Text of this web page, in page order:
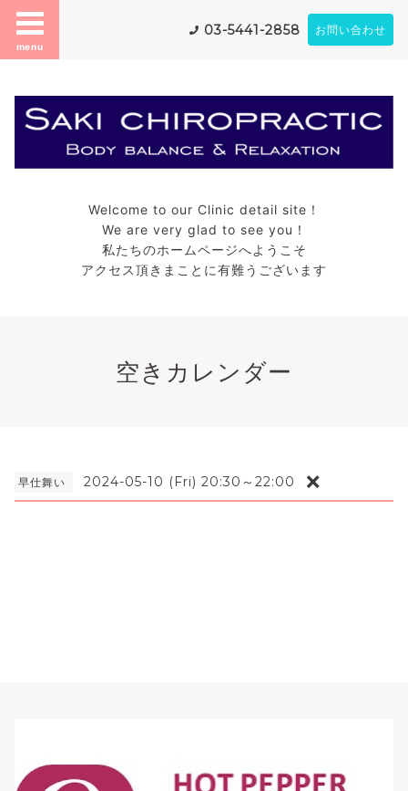
menu
03-5441-2858 お問い合わせ
Welcome to our Clinic detail site！
We are very glad to see you！
私たちのホームページへようこそ
アクセス頂きまことに有難うございます
空きカレンダー
早仕舞い 2024-05-10 (Fri) 20:30～22:00 ❌